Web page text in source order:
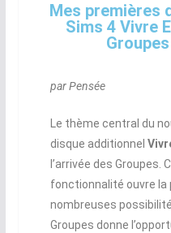
Mes premières
Sims 4 Vivre
par Pensée
Le thème central du
disque additionnel
l’arrivée des Groupes.
fonctionnalité ouvre la
nombreuses
Groupes donne